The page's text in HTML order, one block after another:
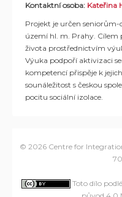
Kontaktní osoba: Kateřina
Projekt je určen
území hl. m. Prahy. Cílem
života prostřednictvím
Výuka podpoří aktivizaci
kompetencí přispěje k
sounáležitost s českou
pocitu sociální izolace.
© 2026 Centre for
Toto dílo